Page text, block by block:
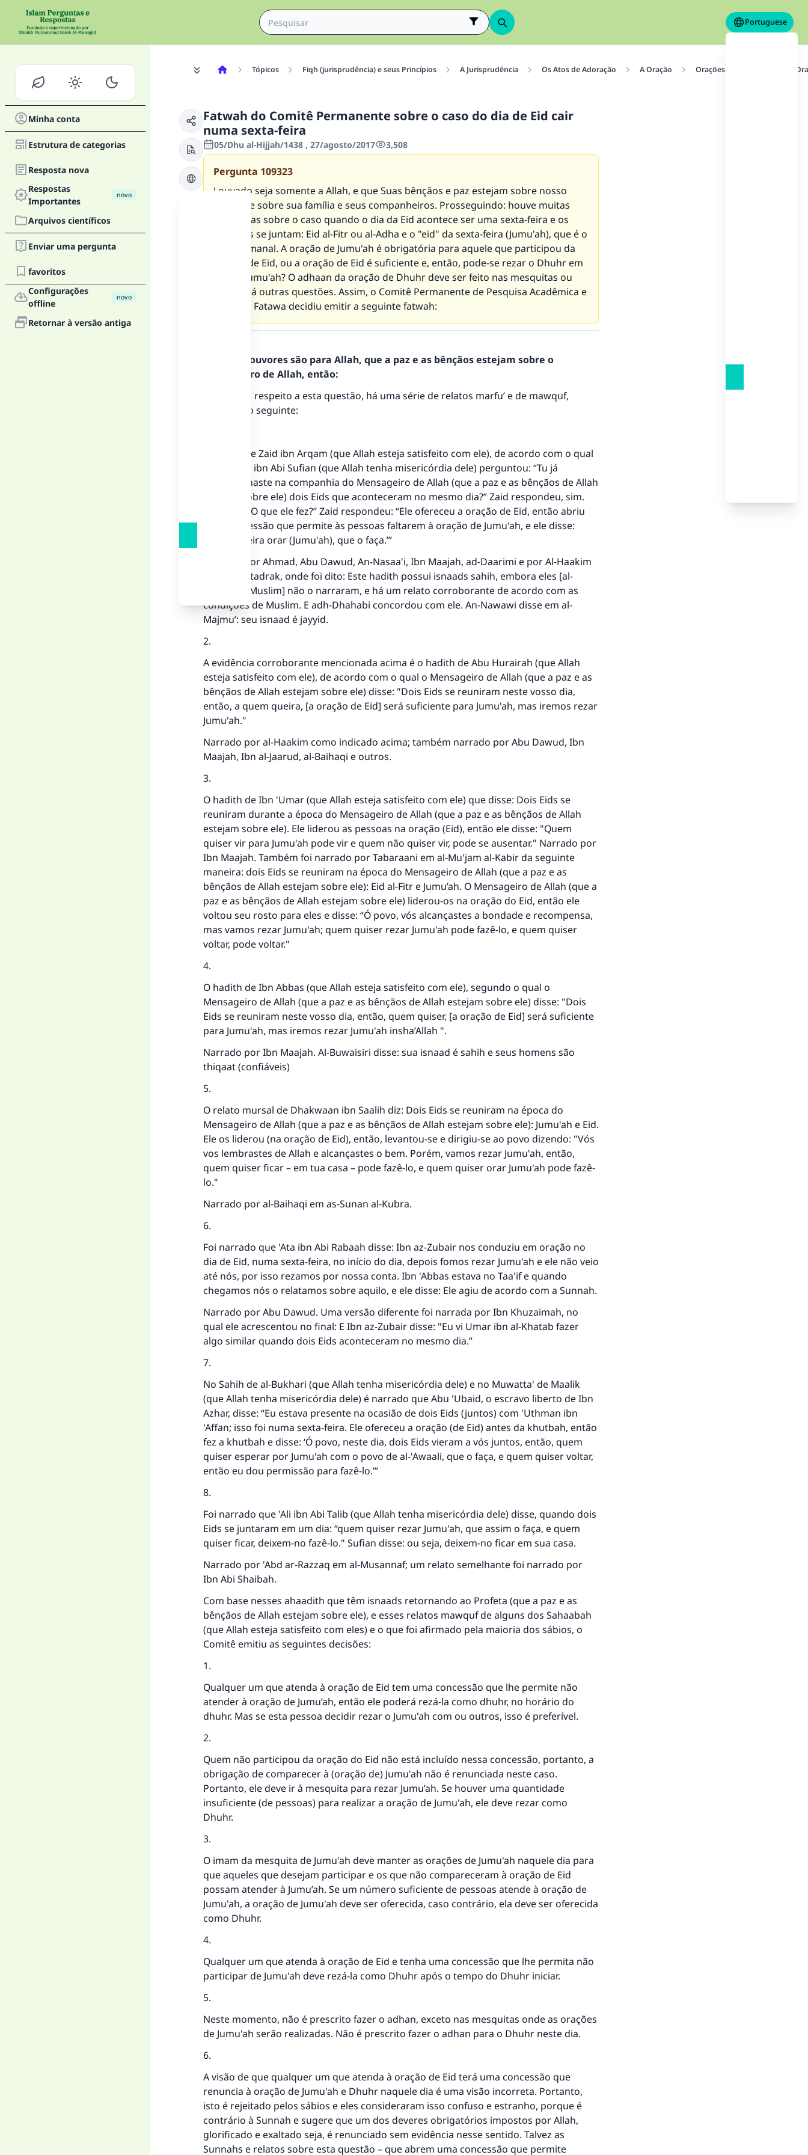
Portuguese
Minha conta
Estrutura de categorias
Resposta nova
Respostas
Importantes
novo
Arquivos científicos
Enviar uma pergunta
favoritos
Configurações
offline
novo
Retornar à versão antiga
Tópicos Fiqh (jurisprudência) e seus Princípios A Jurisprudência Os Atos de Adoração A Oração Orações Ocasionais A
Fatwah do Comitê Permanente sobre o caso do dia de Eid cair
numa sexta-feira
05/Dhu al-Hijjah/1438 , 27/agosto/2017 3,508
Pergunta 109323
Louvado seja somente a Allah, e que Suas bênçãos e paz estejam sobre nosso
Profeta e sobre sua família e seus companheiros. Prosseguindo: houve muitas
perguntas sobre o caso quando o dia da Eid acontece ser uma sexta-feira e os
dois Eids se juntam: Eid al-Fitr ou al-Adha e o "eid" da sexta-feira (Jumu'ah), que é o
"eid" semanal. A oração de Jumu'ah é obrigatória para aquele que participou da
oração de Eid, ou a oração de Eid é suficiente e, então, pode-se rezar o Dhuhr em
vez de Jumu'ah? O adhaan da oração de Dhuhr deve ser feito nas mesquitas ou
não? E há outras questões. Assim, o Comitê Permanente de Pesquisa Acadêmica e
emissão Fatawa decidiu emitir a seguinte fatwah:
Todos os louvores são para Allah, que a paz e as bênçãos estejam sobre o
Mensageiro de Allah, então:
No que diz respeito a esta questão, há uma série de relatos marfu’ e de mawquf,
incluindo o seguinte:
O hadith de Zaid ibn Arqam (que Allah esteja satisfeito com ele), de acordo com o qual
Mu'awiyah ibn Abi Sufian (que Allah tenha misericórdia dele) perguntou: “Tu já
testemunhaste na companhia do Mensageiro de Allah (que a paz e as bênçãos de Allah
estejam sobre ele) dois Eids que aconteceram no mesmo dia?” Zaid respondeu, sim.
Ele disse: “O que ele fez?” Zaid respondeu: “Ele ofereceu a oração de Eid, então abriu
uma concessão que permite às pessoas faltarem à oração de Jumu'ah, e ele disse:
‘Quem queira orar (Jumu'ah), que o faça.’”
Narrado por Ahmad, Abu Dawud, An-Nasaa'i, Ibn Maajah, ad-Daarimi e por Al-Haakim
em al-Mustadrak, onde foi dito: Este hadith possui isnaads sahih, embora eles [al-
Bukhari e Muslim] não o narraram, e há um relato corroborante de acordo com as
condições de Muslim. E adh-Dhahabi concordou com ele. An-Nawawi disse em al-
Majmu’: seu isnaad é jayyid.
2.
A evidência corroborante mencionada acima é o hadith de Abu Hurairah (que Allah
esteja satisfeito com ele), de acordo com o qual o Mensageiro de Allah (que a paz e as
bênçãos de Allah estejam sobre ele) disse: "Dois Eids se reuniram neste vosso dia,
então, a quem queira, [a oração de Eid] será suficiente para Jumu'ah, mas iremos rezar
Jumu'ah."
Narrado por al-Haakim como indicado acima; também narrado por Abu Dawud, Ibn
Maajah, Ibn al-Jaarud, al-Baihaqi e outros.
3.
O hadith de Ibn 'Umar (que Allah esteja satisfeito com ele) que disse: Dois Eids se
reuniram durante a época do Mensageiro de Allah (que a paz e as bênçãos de Allah
estejam sobre ele). Ele liderou as pessoas na oração (Eid), então ele disse: "Quem
quiser vir para Jumu'ah pode vir e quem não quiser vir, pode se ausentar." Narrado por
Ibn Maajah. Também foi narrado por Tabaraani em al-Mu'jam al-Kabir da seguinte
maneira: dois Eids se reuniram na época do Mensageiro de Allah (que a paz e as
bênçãos de Allah estejam sobre ele): Eid al-Fitr e Jumu’ah. O Mensageiro de Allah (que a
paz e as bênçãos de Allah estejam sobre ele) liderou-os na oração do Eid, então ele
voltou seu rosto para eles e disse: “Ó povo, vós alcançastes a bondade e recompensa,
mas vamos rezar Jumu'ah; quem quiser rezar Jumu'ah pode fazê-lo, e quem quiser
voltar, pode voltar."
4.
O hadith de Ibn Abbas (que Allah esteja satisfeito com ele), segundo o qual o
Mensageiro de Allah (que a paz e as bênçãos de Allah estejam sobre ele) disse: "Dois
Eids se reuniram neste vosso dia, então, quem quiser, [a oração de Eid] será suficiente
para Jumu'ah, mas iremos rezar Jumu'ah insha’Allah ".
Narrado por Ibn Maajah. Al-Buwaisiri disse: sua isnaad é sahih e seus homens são
thiqaat (confiáveis)
5.
O relato mursal de Dhakwaan ibn Saalih diz: Dois Eids se reuniram na época do
Mensageiro de Allah (que a paz e as bênçãos de Allah estejam sobre ele): Jumu'ah e Eid.
Ele os liderou (na oração de Eid), então, levantou-se e dirigiu-se ao povo dizendo: "Vós
vos lembrastes de Allah e alcançastes o bem. Porém, vamos rezar Jumu'ah, então,
quem quiser ficar – em tua casa – pode fazê-lo, e quem quiser orar Jumu'ah pode fazê-
lo."
Narrado por al-Baihaqi em as-Sunan al-Kubra.
6.
Foi narrado que 'Ata ibn Abi Rabaah disse: Ibn az-Zubair nos conduziu em oração no
dia de Eid, numa sexta-feira, no início do dia, depois fomos rezar Jumu'ah e ele não veio
até nós, por isso rezamos por nossa conta. Ibn 'Abbas estava no Taa'if e quando
chegamos nós o relatamos sobre aquilo, e ele disse: Ele agiu de acordo com a Sunnah.
Narrado por Abu Dawud. Uma versão diferente foi narrada por Ibn Khuzaimah, no
qual ele acrescentou no final: E Ibn az-Zubair disse: "Eu vi Umar ibn al-Khatab fazer
algo similar quando dois Eids aconteceram no mesmo dia.”
7.
No Sahih de al-Bukhari (que Allah tenha misericórdia dele) e no Muwatta' de Maalik
(que Allah tenha misericórdia dele) é narrado que Abu 'Ubaid, o escravo liberto de Ibn
Azhar, disse: “Eu estava presente na ocasião de dois Eids (juntos) com 'Uthman ibn
'Affan; isso foi numa sexta-feira. Ele ofereceu a oração (de Eid) antes da khutbah, então
fez a khutbah e disse: ‘Ó povo, neste dia, dois Eids vieram a vós juntos, então, quem
quiser esperar por Jumu'ah com o povo de al-'Awaali, que o faça, e quem quiser voltar,
então eu dou permissão para fazê-lo.’”
8.
Foi narrado que 'Ali ibn Abi Talib (que Allah tenha misericórdia dele) disse, quando dois
Eids se juntaram em um dia: “quem quiser rezar Jumu'ah, que assim o faça, e quem
quiser ficar, deixem-no fazê-lo." Sufian disse: ou seja, deixem-no ficar em sua casa.
Narrado por 'Abd ar-Razzaq em al-Musannaf; um relato semelhante foi narrado por
Ibn Abi Shaibah.
Com base nesses ahaadith que têm isnaads retornando ao Profeta (que a paz e as
bênçãos de Allah estejam sobre ele), e esses relatos mawquf de alguns dos Sahaabah
(que Allah esteja satisfeito com eles) e o que foi afirmado pela maioria dos sábios, o
Comitê emitiu as seguintes decisões:
1.
Qualquer um que atenda à oração de Eid tem uma concessão que lhe permite não
atender à oração de Jumu’ah, então ele poderá rezá-la como dhuhr, no horário do
dhuhr. Mas se esta pessoa decidir rezar o Jumu'ah com ou outros, isso é preferível.
2.
Quem não participou da oração do Eid não está incluído nessa concessão, portanto, a
obrigação de comparecer à (oração de) Jumu'ah não é renunciada neste caso.
Portanto, ele deve ir à mesquita para rezar Jumu’ah. Se houver uma quantidade
insuficiente (de pessoas) para realizar a oração de Jumu'ah, ele deve rezar como
Dhuhr.
3.
O imam da mesquita de Jumu'ah deve manter as orações de Jumu'ah naquele dia para
que aqueles que desejam participar e os que não compareceram à oração de Eid
possam atender à Jumu’ah. Se um número suficiente de pessoas atende à oração de
Jumu'ah, a oração de Jumu'ah deve ser oferecida, caso contrário, ela deve ser oferecida
como Dhuhr.
4.
Qualquer um que atenda à oração de Eid e tenha uma concessão que lhe permita não
participar de Jumu'ah deve rezá-la como Dhuhr após o tempo do Dhuhr iniciar.
5.
Neste momento, não é prescrito fazer o adhan, exceto nas mesquitas onde as orações
de Jumu'ah serão realizadas. Não é prescrito fazer o adhan para o Dhuhr neste dia.
6.
A visão de que qualquer um que atenda à oração de Eid terá uma concessão que
renuncia à oração de Jumu'ah e Dhuhr naquele dia é uma visão incorreta. Portanto,
isto é rejeitado pelos sábios e eles consideraram isso confuso e estranho, porque é
contrário à Sunnah e sugere que um dos deveres obrigatórios impostos por Allah,
glorificado e exaltado seja, é renunciado sem evidência nesse sentido. Talvez as
Sunnahs e relatos sobre esta questão – que abrem uma concessão que permite
A resposta n° 110845 salvou um casamento.
Ajude-nos a responder à Ummah
O Profeta ﷺ disse,
"Quem quer que incentive outros a fazer o que é bom receberá a
mesma recompensa que aqueles que o fazem."
(MUSLIM, 1893)